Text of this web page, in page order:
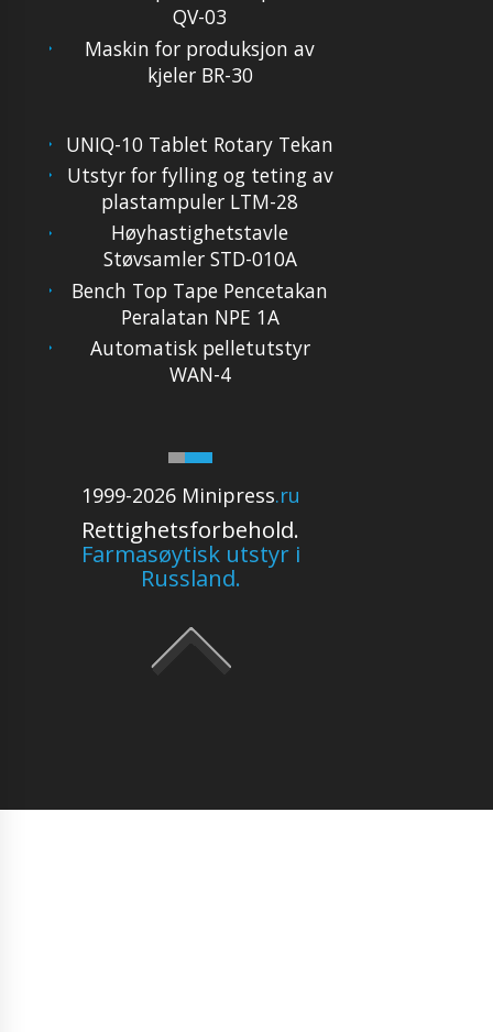
QV-03
Maskin for produksjon av
kjeler BR-30
1999-2026 Minipress.ru
Rettighetsforbehold.
Farmasøytisk utstyr i
Russland.
UNIQ-10 Tablet Rotary Tekan
Utstyr for fylling og teting av
plastampuler LTM-28
Høyhastighetstavle
Støvsamler STD-010A
Bench Top Tape Pencetakan
Peralatan NPE 1A
Automatisk pelletutstyr
WAN-4